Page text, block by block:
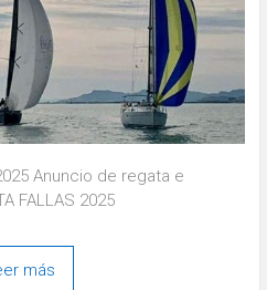
Anuncio de regata e
FALLAS 2025
más